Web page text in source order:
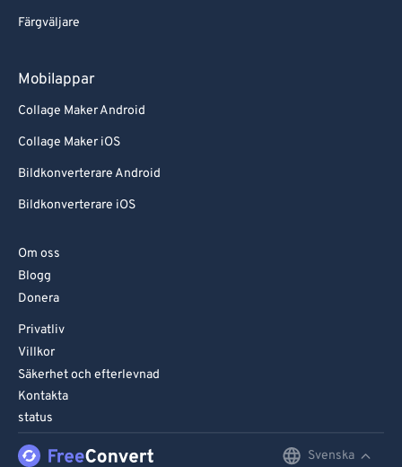
Färgväljare
Mobilappar
Collage Maker Android
Collage Maker iOS
Bildkonverterare Android
Bildkonverterare iOS
Om oss
Blogg
Donera
Privatliv
Villkor
Säkerhet och efterlevnad
Kontakta
status
Svenska